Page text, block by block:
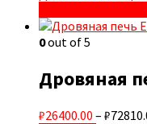
0out of 5
Дровяная
₽26400.00 –